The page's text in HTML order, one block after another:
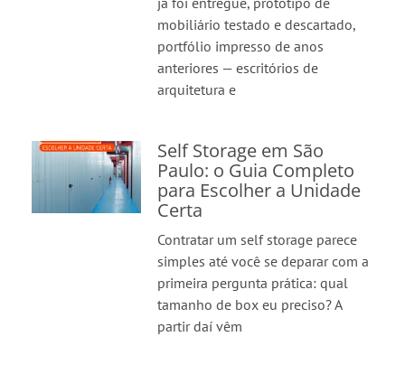
mobiliário testado e descartado,
portfólio impresso de anos
anteriores — escritórios de
arquitetura e
Self Storage em São
Paulo: o Guia Completo
para Escolher a Unidade
Certa
Contratar um self storage parece
simples até você se deparar com a
primeira pergunta prática: qual
tamanho de box eu preciso? A
partir daí vêm